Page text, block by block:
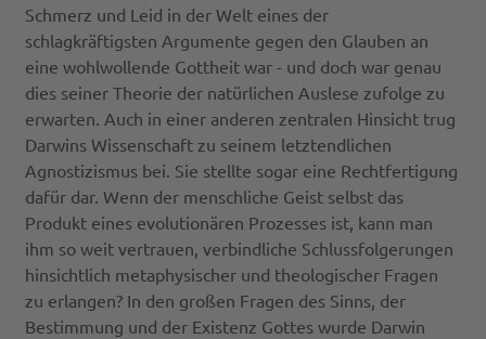
Schmerz und Leid in der Welt eines der
schlagkräftigsten Argumente gegen den Glauben an
eine wohlwollende Gottheit war - und doch war genau
dies seiner Theorie der natürlichen Auslese zufolge zu
erwarten. Auch in einer anderen zentralen Hinsicht trug
Darwins Wissenschaft zu seinem letztendlichen
Agnostizismus bei. Sie stellte sogar eine Rechtfertigung
dafür dar. Wenn der menschliche Geist selbst das
Produkt eines evolutionären Prozesses ist, kann man
ihm so weit vertrauen, verbindliche Schlussfolgerungen
hinsichtlich metaphysischer und theologischer Fragen
zu erlangen? In den großen Fragen des Sinns, der
Bestimmung und der Existenz Gottes wurde Darwin